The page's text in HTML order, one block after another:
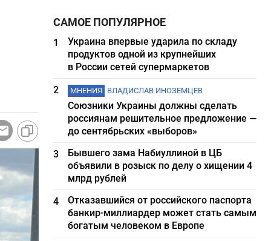
САМОЕ ПОПУЛЯРНОЕ
1
Украина впервые ударила по складу
продуктов одной из крупнейших
в России сетей супермаркетов
2
МНЕНИЯ ВЛАДИСЛАВ ИНОЗЕМЦЕВ
Союзники Украины должны сделать
россиянам решительное предложение —
до сентябрьских «выборов»
3
Бывшего зама Набиуллиной в ЦБ
объявили в розыск по делу о хищении 4
млрд рублей
4
Отказавшийся от российского паспорта
банкир-миллиардер может стать самым
богатым человеком в Европе